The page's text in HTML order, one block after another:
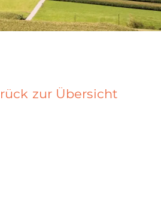
zur Übersicht